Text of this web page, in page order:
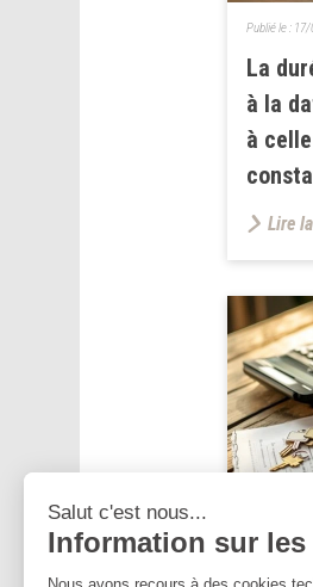
La
à la
à
Publié le : 17/
Lire